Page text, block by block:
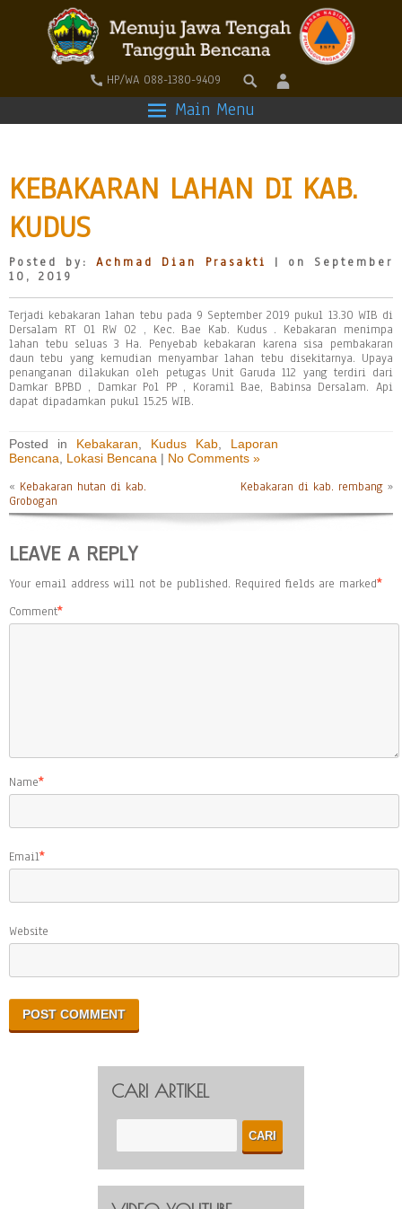
HP/WA 088-1380-9409
Main Menu
KEBAKARAN LAHAN DI KAB.
KUDUS
Posted by:Achmad Dian Prasakti
| on September
10, 2019
Terjadi kebakaran lahan tebu pada 9 September 2019 pukul 13.30 WIB di
Dersalam RT 01 RW 02 , Kec. Bae Kab. Kudus . Kebakaran menimpa
lahan tebu seluas 3 Ha. Penyebab kebakaran karena sisa pembakaran
daun tebu yang kemudian menyambar lahan tebu disekitarnya. Upaya
penanganan dilakukan oleh petugas Unit Garuda 112 yang terdiri dari
Damkar BPBD , Damkar Pol PP , Koramil Bae, Babinsa Dersalam. Api
dapat dipadamkan pukul 15.25 WIB.
Posted in Kebakaran Kudus Kab, Laporan
Bencana
Lokasi Bencana | No Comments »
« Kebakaran hutan di kab.
Grobogan
Kebakaran di kab. rembang »
LEAVE A REPLY
Your email address will not be published. Required fields are marked*
Comment*
Name*
Email*
Website
CARI ARTIKEL